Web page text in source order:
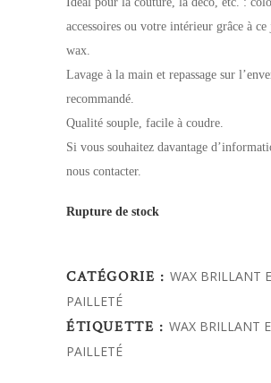
accessoires ou votre intérieur grâce à
wax.
Lavage à la main et repassage sur
recommandé.
Qualité souple, facile à coudre.
Si vous souhaitez davantage
nous contacter.
Rupture de stock
CATÉGORIE :WAX BRILLANT
PAILLETÉ
ÉTIQUETTE :WAX BRILLANT
PAILLETÉ